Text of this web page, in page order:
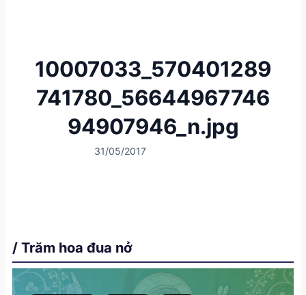
10007033_570401289
741780_56644967746
94907946_n.jpg
31/05/2017
/ Trăm hoa đua nở